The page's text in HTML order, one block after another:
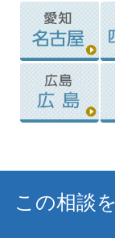
この相談